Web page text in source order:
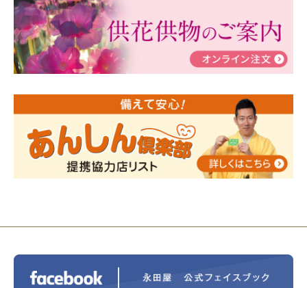
ぶ！はじめてのお葬式」小さな家族葬ハウス®町田成
瀬 ご参加ありがとうございました！
2024/01/19令和6年能登半島地震災害の寄付のご報
告
人形供養 寄付のご報告
2023/12/16終活なるほど教室＠小さな家族葬ハウ
ス®上鶴間 エンディングノートを書いてみよう！
2023/11/29 永田屋創業110周年記念式典 レンブラ
ントホテル東京町田